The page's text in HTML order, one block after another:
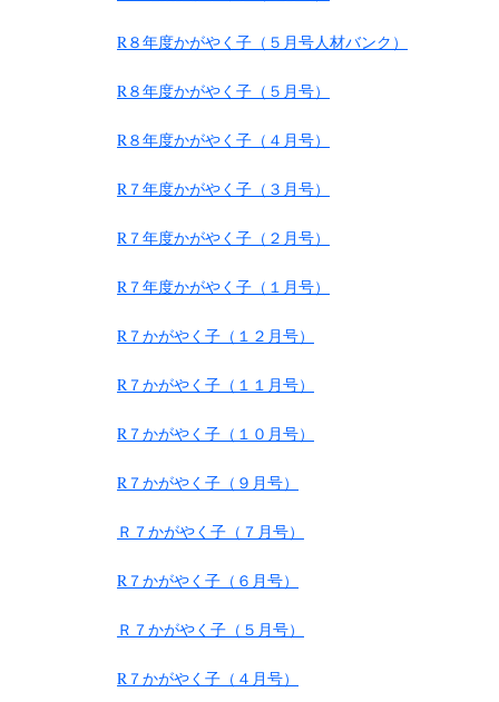
R８年度かがやく子（５月号人材バンク）
R８年度かがやく子（５月号）
R８年度かがやく子（４月号）
R７年度かがやく子（３月号）
R７年度かがやく子（２月号）
R７年度かがやく子（１月号）
R７かがやく子（１２月号）
R７かがやく子（１１月号）
R７かがやく子（１０月号）
R７かがやく子（９月号）
Ｒ７かがやく子（７月号）
R７かがやく子（６月号）
Ｒ７かがやく子（５月号）
R７かがやく子（４月号）